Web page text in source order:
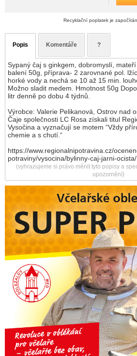
Recyklační poplatek je
Popis Komentáře ?
Sypaný čaj s ginkgem, dobromyslí, mateří
balení 50g, příprava- 2 zarovnané pol.
horké vody a nechá se 10 až 15 min.
Možno sladit medem. Hmotnost 50g
litr denně po dobu 4 týdnů.
Výrobce: Valerie Pelikanová, Ostrov nad
Čaje společnosti LC Rosa získali titul
Vysočina a vyznačují se motem “Vždy
chemie a s chutí.“
https://www.regionalnipotravina.cz/
potraviny/vysocina/bylinny-caj-jarni-ocista/
(vyhrazujeme si právo měnit tyto popisy a
upozornění)